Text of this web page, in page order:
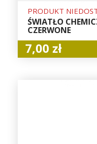
PRODUKT
ŚWIATŁO
CZERWONE
7,00 zł